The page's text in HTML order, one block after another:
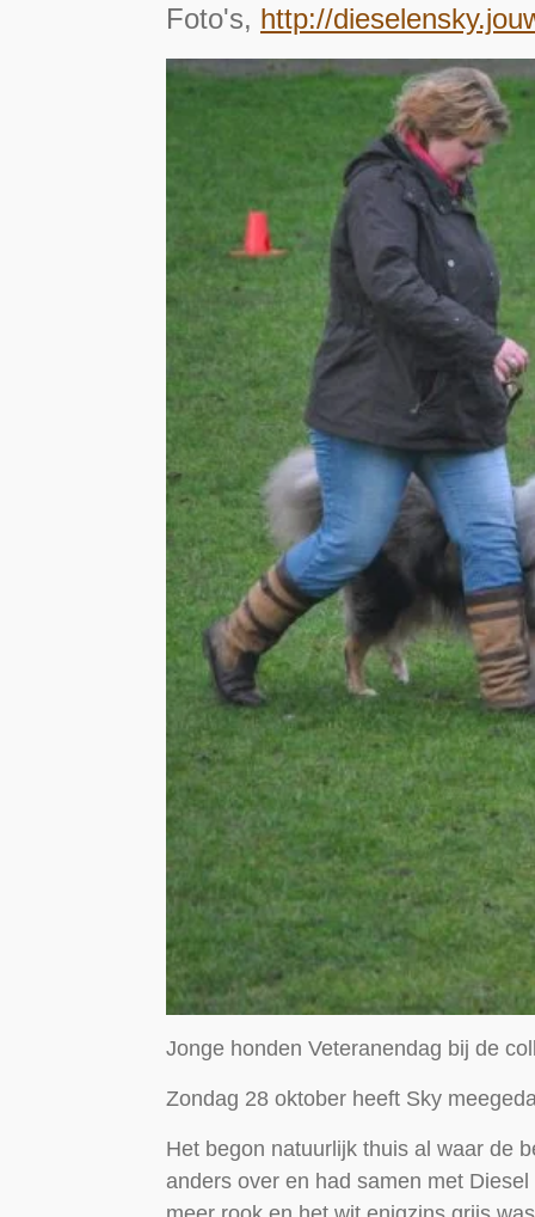
Foto's, http://
Jonge honden Veteranendag bij de
Zondag 28 oktober heeft Sky
Het begon natuurlijk thuis al waar de
anders over en had samen met